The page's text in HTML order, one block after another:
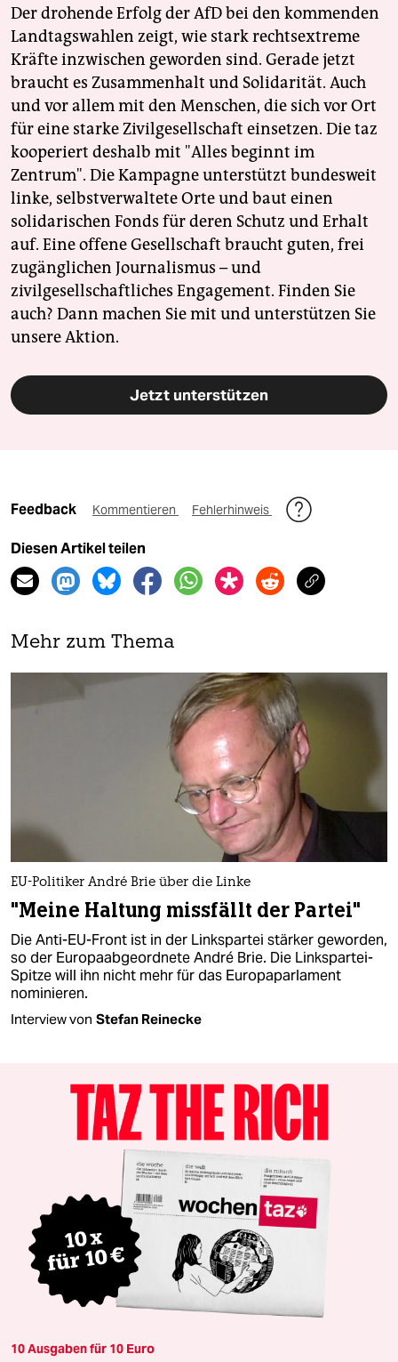
Der drohende Erfolg der AfD bei den kommenden
Landtagswahlen zeigt, wie stark rechtsextreme
Kräfte inzwischen geworden sind. Gerade jetzt
braucht es Zusammenhalt und Solidarität. Auch
und vor allem mit den Menschen, die sich vor Ort
für eine starke Zivilgesellschaft einsetzen. Die taz
kooperiert deshalb mit "Alles beginnt im
Zentrum". Die Kampagne unterstützt bundesweit
linke, selbstverwaltete Orte und baut einen
solidarischen Fonds für deren Schutz und Erhalt
auf. Eine offene Gesellschaft braucht guten, frei
zugänglichen Journalismus – und
zivilgesellschaftliches Engagement. Finden Sie
auch? Dann machen Sie mit und unterstützen Sie
unsere Aktion.
Jetzt unterstützen
Feedback Kommentieren Fehlerhinweis
Diesen Artikel teilen
Mehr zum Thema
EU-Politiker André Brie über die Linke
"Meine Haltung missfällt der Partei"
Die Anti-EU-Front ist in der Linkspartei stärker geworden,
so der Europaabgeordnete André Brie. Die Linkspartei-
Spitze will ihn nicht mehr für das Europaparlament
nominieren.
Interview von Stefan Reinecke
10 Ausgaben für 10 Euro